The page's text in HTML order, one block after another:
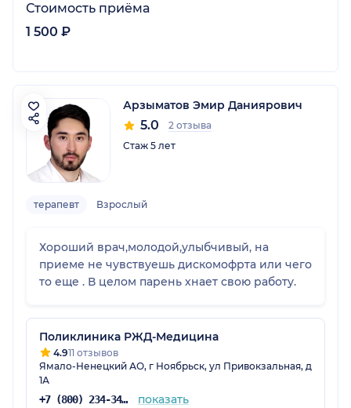
Стоимость приёма
1 500 ₽
Арзыматов Эмир Даниярович
5.0
2 отзыва
Стаж 5 лет
терапевт Взрослый
Хороший врач,молодой,улыбчивый, на
приеме не чувствуешь дискомофрта или чего
то еще . В целом парень хнает свою работу.
Поликлиника РЖД-Медицина
4.911 отзывов
Ямало-Ненецкий АО, г Ноябрьск, ул Привокзальная, д
1А
+7 (800) 234-34-34 показать